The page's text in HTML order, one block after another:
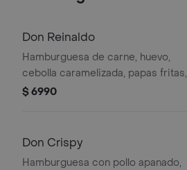
Don Reinaldo
Hamburguesa de carne, huevo,
cebolla caramelizada, papas fritas,
mayo.
$ 6990
Don Crispy
Hamburguesa con pollo apanado,